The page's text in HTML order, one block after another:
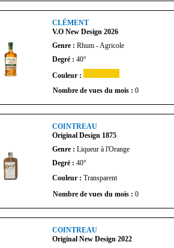
CLÉMENT
V.o New Design 2026
Genre : Rhum - Agricole
Degré : 40°
Couleur :
Nombre de vues du mois : 0
COINTREAU
Original Design 1875
Genre : Liqueur à l'Orange
Degré : 40°
Couleur : Transparent
Nombre de vues du mois : 0
COINTREAU
Original New Design 2022